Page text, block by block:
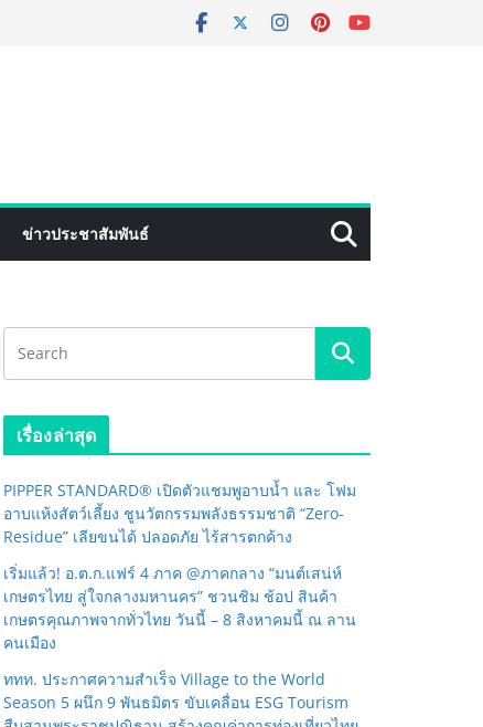
ข่าวประชาสัมพันธ์
เรื่องล่าสุด
PIPPER STANDARD® เปิดตัวแชมพูอาบน้ำ และ โฟม
อาบแห้งสัตว์เลี้ยง ชูนวัตกรรมพลังธรรมชาติ “Zero-
Residue” เลียขนได้ ปลอดภัย ไร้สารตกค้าง
เริ่มแล้ว! อ.ต.ก.แฟร์ 4 ภาค @ภาคกลาง “มนต์เสน่ห์
เกษตรไทย สู่ใจกลางมหานคร” ชวนชิม ช้อป สินค้า
เกษตรคุณภาพจากทั่วไทย วันนี้ – 8 สิงหาคมนี้ ณ ลาน
คนเมือง
ททท. ประกาศความสำเร็จ Village to the World
Season 5 ผนึก 9 พันธมิตร ขับเคลื่อน ESG Tourism